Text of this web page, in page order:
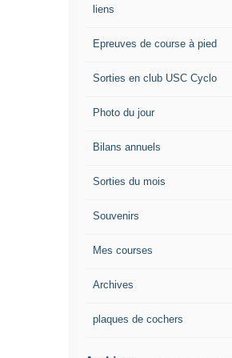
liens
Epreuves de course à pied
Sorties en club USC Cyclo
Photo du jour
Bilans annuels
Sorties du mois
Souvenirs
Mes courses
Archives
plaques de cochers